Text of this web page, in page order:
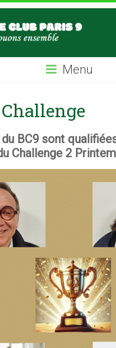
Menu
BC9 sont
Challenge 2